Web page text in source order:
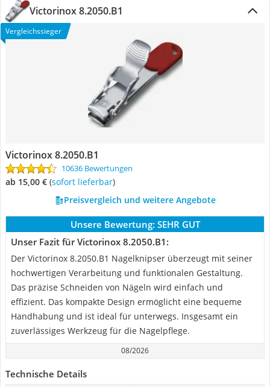
Victorinox 8.2050.B1
Vergleichssieger
Victorinox 8.2050.B1
10636 Bewertungen
ab 15,00 € ( Sofort lieferbar)
Preisvergleich und weitere Angebote
Unsere Bewertung: SEHR GUT
Unser Fazit für Victorinox 8.2050.B1:
Der Victorinox 8.2050.B1 Nagelknipser überzeugt mit seiner
hochwertigen Verarbeitung und funktionalen Gestaltung.
Das präzise Schneiden von Nägeln wird einfach und
effizient. Das kompakte Design ermöglicht eine bequeme
Handhabung und ist ideal für unterwegs. Insgesamt ein
zuverlässiges Werkzeug für die Nagelpflege.
08/2026
Technische Details